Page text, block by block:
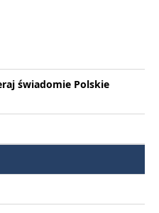
świadomie Polskie